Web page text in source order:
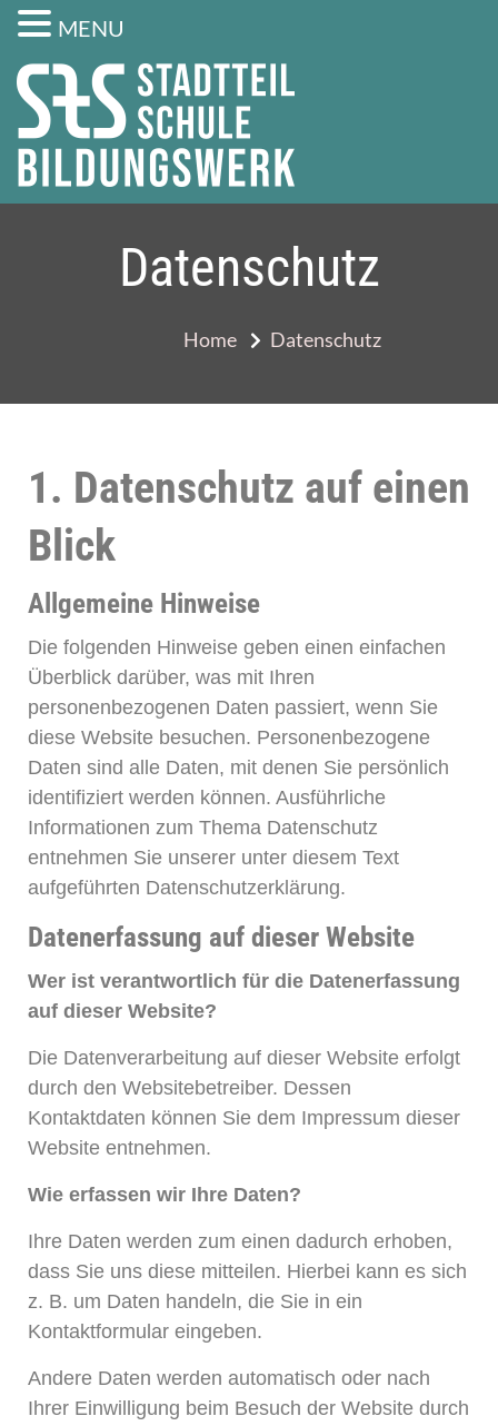
Stadtteil
Schule
Bildungsangebote
Datenschutz
Home Datenschutz
1. Datenschutz auf einen
Blick
Allgemeine Hinweise
Die folgenden Hinweise geben einen einfachen
Überblick darüber, was mit Ihren
personenbezogenen Daten passiert, wenn Sie
diese Website besuchen. Personenbezogene
Daten sind alle Daten, mit denen Sie persönlich
identifiziert werden können. Ausführliche
Informationen zum Thema Datenschutz
entnehmen Sie unserer unter diesem Text
aufgeführten Datenschutzerklärung.
Datenerfassung auf dieser Website
Wer ist verantwortlich für die Datenerfassung
auf dieser Website?
Die Datenverarbeitung auf dieser Website erfolgt
durch den Websitebetreiber. Dessen
Kontaktdaten können Sie dem Impressum dieser
Website entnehmen.
Wie erfassen wir Ihre Daten?
Ihre Daten werden zum einen dadurch erhoben,
dass Sie uns diese mitteilen. Hierbei kann es sich
z. B. um Daten handeln, die Sie in ein
Kontaktformular eingeben.
Andere Daten werden automatisch oder nach
Ihrer Einwilligung beim Besuch der Website durch
MENU